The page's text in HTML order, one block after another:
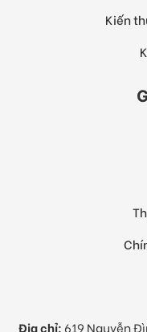
Kiến
Địa chỉ: 619 Nguyễn